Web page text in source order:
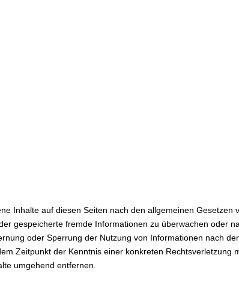
Inhalte auf diesen Seiten nach den allgemeinen Gesetzen
gespeicherte fremde Informationen zu überwachen oder
oder Sperrung der Nutzung von Informationen nach
Zeitpunkt der Kenntnis einer konkreten Rechtsverletzung
umgehend entfernen.